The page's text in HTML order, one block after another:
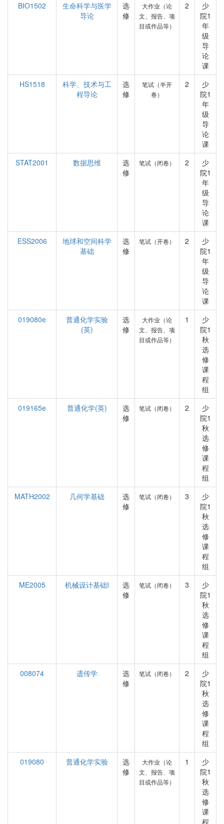
BIO1502
生命科学与医学
导论
选
修
大作业（论
文、报告、项
目或作品等）
2
少
院1
年
级
导
论
课
HS1518
科学、技术与工
程导论
选
修
笔试（半开
卷）
2
少
院1
年
级
导
论
课
STAT2001
数据思维
选
修
笔试（闭卷） 2
少
院1
年
级
导
论
课
ESS2006
地球和空间科学
基础
选
修
笔试（开卷） 2
少
院1
年
级
导
论
课
019080e
普通化学实验
(英)
选
修
大作业（论
文、报告、项
目或作品等）
1
少
院1
秋
选
修
课
程
组
019165e
普通化学(英)
选
修
笔试（闭卷） 2
少
院1
秋
选
修
课
程
组
MATH2002
几何学基础
选
修
笔试（闭卷） 3
少
院1
秋
选
修
课
程
组
ME2005
机械设计基础I
选
修
笔试（闭卷） 3
少
院1
秋
选
修
课
程
组
008074
遗传学
选
修
笔试（闭卷） 2
少
院1
秋
选
修
课
程
组
019080
普通化学实验
选
修
大作业（论
文、报告、项
目或作品等）
1
少
院1
秋
选
修
课
程